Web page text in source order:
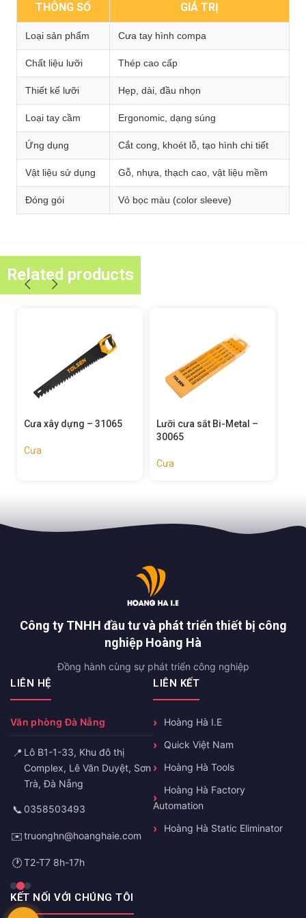
THÔNG SỐ GIÁ TRỊ
Loại sản phẩm Cưa tay hình compa
Chất liệu lưỡi Thép cao cấp
Thiết kế lưỡi Hẹp, dài, đầu nhọn
Loại tay cầm Ergonomic, dạng súng
Ứng dụng Cắt cong, khoét lỗ, tạo hình chi tiết
Vật liệu sử dụng Gỗ, nhựa, thạch cao, vật liệu mềm
Đóng gói Vỏ bọc màu (color sleeve)
Related products
Cưa xây dựng – 31065
Cưa
Lưỡi cưa sắt Bi-Metal –
30065
Cưa
Công ty TNHH đầu tư và phát triển thiết bị công
nghiệp Hoàng Hà
Đồng hành cùng sự phát triển công nghiệp
LIÊN HỆ
Văn phòng Đà Nẵng
📍 Lô B1-1-33, Khu đô thị
Complex, Lê Văn Duyệt, Sơn
Trà, Đà Nẵng
📞 0358503493
✉️truonghn@hoanghaie.com
🕐T2-T7 8h-17h
LIÊN KẾT
Hoàng Hà I.E
Quick Việt Nam
Hoàng Hà Tools
Hoàng Hà Factory
Automation
Hoàng Hà Static Eliminator
KẾT NỐI VỚI CHÚNG TÔI